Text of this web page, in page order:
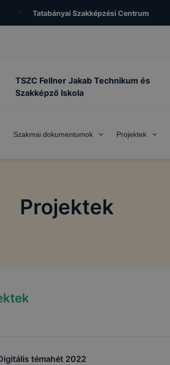
Tatabányai Szakképzési Centrum
TSZC Fellner Jakab Technikum és
Szakképző Iskola
Szakmai dokumentumok Projektek
Projektek
témahét 2022